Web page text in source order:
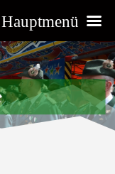
Hauptmenü